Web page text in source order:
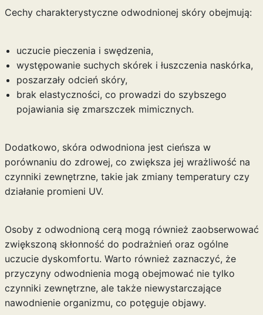
Cechy charakterystyczne odwodnionej skóry obejmują:
uczucie pieczenia i swędzenia,
występowanie suchych skórek i łuszczenia naskórka,
poszarzały odcień skóry,
brak elastyczności, co prowadzi do szybszego
pojawiania się zmarszczek mimicznych.
Dodatkowo, skóra odwodniona jest cieńsza w
porównaniu do zdrowej, co zwiększa jej wrażliwość na
czynniki zewnętrzne, takie jak zmiany temperatury czy
działanie promieni UV.
Osoby z odwodnioną cerą mogą również zaobserwować
zwiększoną skłonność do podrażnień oraz ogólne
uczucie dyskomfortu. Warto również zaznaczyć, że
przyczyny odwodnienia mogą obejmować nie tylko
czynniki zewnętrzne, ale także niewystarczające
nawodnienie organizmu, co potęguje objawy.